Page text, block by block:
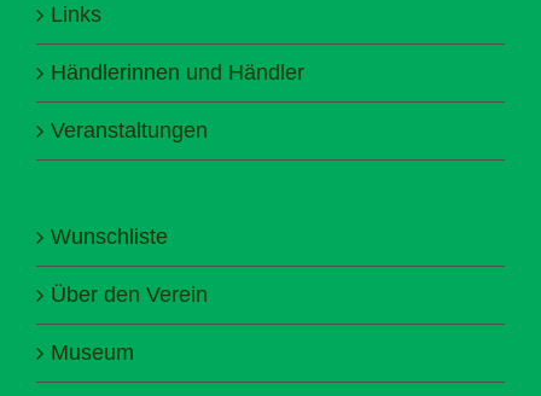
Links
Händlerinnen und Händler
Veranstaltungen
Wunschliste
Über den Verein
Museum